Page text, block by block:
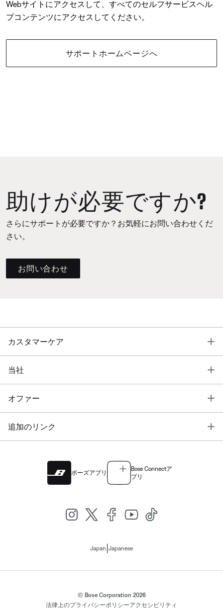
Webサイトにアクセスして、すべてのセルフサービスヘル
プコンテンツにアクセスしてください。
サポートホームページへ
助けが必要ですか?
さらにサポートが必要ですか？お気軽にお問い合わせくだ
さい。
お問い合わせ
カスタマーケア
当社
オファー
追加のリンク
ボーズアプリ
Bose Connectア
プリ
Japan Japanese
© Bose Corporation 2026
法律上のプライバシーポリシーアクセシビリティ